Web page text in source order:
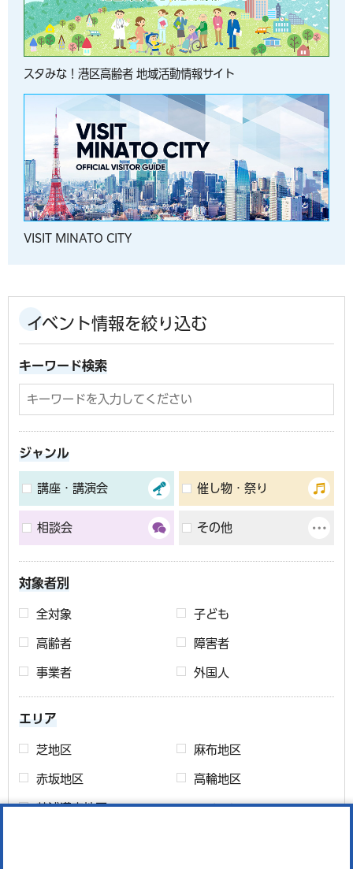
スタみな！港区高齢者 地域活動情報サイト
VISIT MINATO CITY
イベント情報を絞り込む
キーワード検索
ジャンル
講座・講演会 催し物・祭り
相談会 その他
対象者別
全対象 子ども
高齢者 障害者
事業者 外国人
エリア
芝地区 麻布地区
赤坂地区 高輪地区
芝浦港南地区 エリアについて